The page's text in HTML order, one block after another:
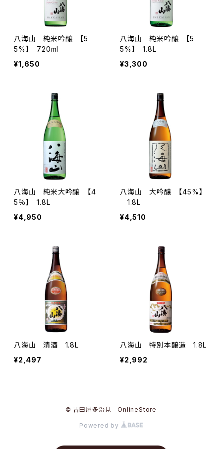
八海山 純米吟醸 【5
5%】 720ml
¥1,650
八海山 純米吟醸 【5
5%】 1.8L
¥3,300
八海山 純米大吟醸 【4
5％】 1.8L
¥4,950
八海山 大吟醸 【45%】
1.8L
¥4,510
八海山 清酒 1.8L
¥2,497
八海山 特別本醸造 1.8L
¥2,992
© 吉田屋多治見 OnlineStore
Powered by